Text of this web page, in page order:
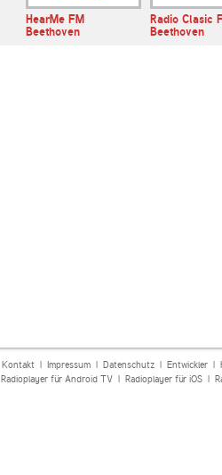
HearMe FM
Beethoven
Radio Clasic
Beethoven
Kontakt| Impressum| Datenschutz| Entwickler|
Radioplayer für Android TV| Radioplayer für iOS|